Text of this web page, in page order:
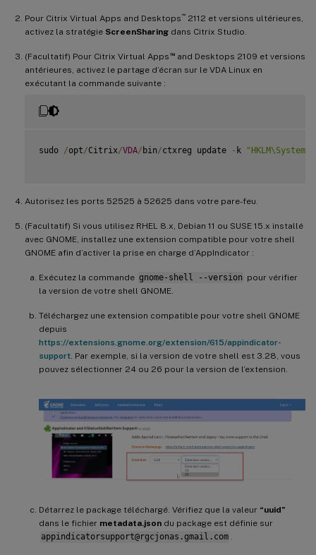
Pour Citrix Virtual Apps and Desktops ™
2112 et versions ultérieures,
activez la stratégie ScreenSharing dans Citrix Studio.
(Facultatif) Pour Citrix Virtual Apps ™and Desktops 2109 et versions
antérieures, activez le partage d’écran sur le VDA Linux en
exécutant la commande suivante :
sudo /opt/Citrix/VDA/ bin/ctxreg update - k
Autorisez les ports 52525 à 52625 dans votre pare-feu.
(Facultatif) Si vous utilisez RHEL 8.x, Debian 11 ou SUSE 15.x installé
avec GNOME, installez une extension compatible pour votre shell
GNOME afin d’activer la prise en charge d’AppIndicator :
Exécutez la commande gnome-shell --version pour vérifier
la version de votre shell GNOME.
Téléchargez une extension compatible pour votre shell GNOME
depuis
https://extensions.gnome.org/extension/615/appindicator-
support. Par exemple, si la version de votre shell est 3.28, vous
pouvez sélectionner 24 ou 26 pour la version de l’extension.
Détarrez le package téléchargé. Vérifiez que la valeur “uuid”
dans le fichier metadata.json du package est définie sur
appindicatorsupport@rgcjonas.gmail.com .